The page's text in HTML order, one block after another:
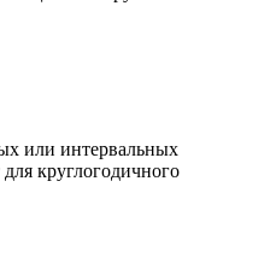
или интервальных
круглогодичного